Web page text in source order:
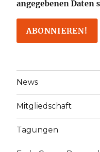
angegebenen Daten
News
Mitgliedschaft
Tagungen